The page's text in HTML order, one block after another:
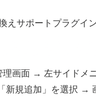
えサポートプラグイ
理画面 → 左サイドメ
新規追加」を選択 →